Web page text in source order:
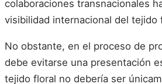
colaboraciones transnacionales
visibilidad internacional del tejido
No obstante, en el proceso de
debe evitarse una presentación
tejido floral no debería ser